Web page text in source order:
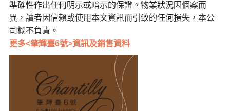
準確性作出任何明示或暗示的保證。物業狀況因個案而
異，讀者因信賴或使用本文資訊而引致的任何損失，本公
司概不負責。
更多<肇輝臺6號>資訊及銷售資料